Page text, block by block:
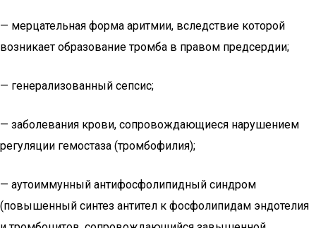
— мерцательная форма аритмии, вследствие которой
возникает образование тромба в правом предсердии;
— генерализованный сепсис;
— заболевания крови, сопровождающиеся нарушением
регуляции гемостаза (тромбофилия);
— аутоиммунный антифосфолипидный синдром
(повышенный синтез антител к фосфолипидам эндотелия